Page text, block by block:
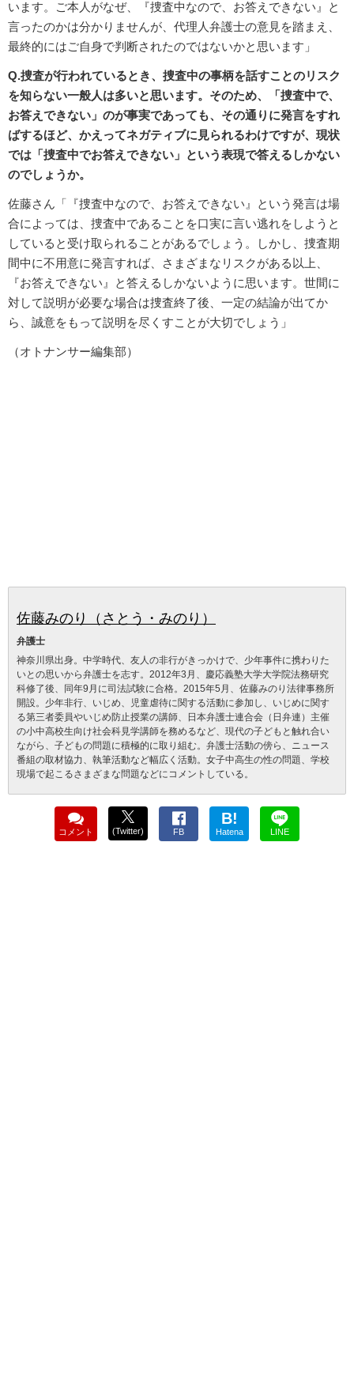
います。ご本人がなぜ、『捜査中なので、お答えできない』と
言ったのかは分かりませんが、代理人弁護士の意見を踏まえ、
最終的にはご自身で判断されたのではないかと思います」
Q.捜査が行われているとき、捜査中の事柄を話すことのリスク
を知らない一般人は多いと思います。そのため、「捜査中で、
お答えできない」のが事実であっても、その通りに発言をすれ
ばするほど、かえってネガティブに見られるわけですが、現状
では「捜査中でお答えできない」という表現で答えるしかない
のでしょうか。
佐藤さん「『捜査中なので、お答えできない』という発言は場
合によっては、捜査中であることを口実に言い逃れをしようと
していると受け取られることがあるでしょう。しかし、捜査期
間中に不用意に発言すれば、さまざまなリスクがある以上、
『お答えできない』と答えるしかないように思います。世間に
対して説明が必要な場合は捜査終了後、一定の結論が出てか
ら、誠意をもって説明を尽くすことが大切でしょう」
（オトナンサー編集部）
佐藤みのり（さとう・みのり）
弁護士
神奈川県出身。中学時代、友人の非行がきっかけで、少年事件に携わりた
いとの思いから弁護士を志す。2012年3月、慶応義塾大学大学院法務研究
科修了後、同年9月に司法試験に合格。2015年5月、佐藤みのり法律事務所
開設。少年非行、いじめ、児童虐待に関する活動に参加し、いじめに関す
る第三者委員やいじめ防止授業の講師、日本弁護士連合会（日弁連）主催
の小中高校生向け社会科見学講師を務めるなど、現代の子どもと触れ合い
ながら、子どもの問題に積極的に取り組む。弁護士活動の傍ら、ニュース
番組の取材協力、執筆活動など幅広く活動。女子中高生の性の問題、学校
現場で起こるさまざまな問題などにコメントしている。
コメント (Twitter) FB
B!
Hatena LINE